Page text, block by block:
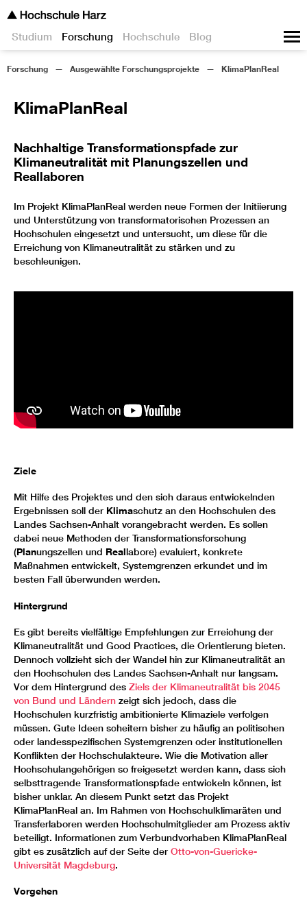
Studium Forschung Hochschule Blog
Forschung Ausgewählte Forschungsprojekte KlimaPlanReal
KlimaPlanReal
Nachhaltige Transformationspfade zur
Klimaneutralität mit Planungszellen und
Reallaboren
Im Projekt KlimaPlanReal werden neue Formen der Initiierung
und Unterstützung von transformatorischen Prozessen an
Hochschulen eingesetzt und untersucht, um diese für die
Erreichung von Klimaneutralität zu stärken und zu
beschleunigen.
Ziele
Mit Hilfe des Projektes und den sich daraus entwickelnden
Ergebnissen soll der Klimaschutz an den Hochschulen des
Landes Sachsen-Anhalt vorangebracht werden. Es sollen
dabei neue Methoden der Transformationsforschung
(Planungszellen und Reallabore) evaluiert, konkrete
Maßnahmen entwickelt, Systemgrenzen erkundet und im
besten Fall überwunden werden.
Hintergrund
Es gibt bereits vielfältige Empfehlungen zur Erreichung der
Klimaneutralität und Good Practices, die Orientierung bieten.
Dennoch vollzieht sich der Wandel hin zur Klimaneutralität an
den Hochschulen des Landes Sachsen-Anhalt nur langsam.
Vor dem Hintergrund des Ziels der Klimaneutralität bis 2045
von Bund und Ländern zeigt sich jedoch, dass die
Hochschulen kurzfristig ambitionierte Klimaziele verfolgen
müssen. Gute Ideen scheitern bisher zu häufig an politischen
oder landesspezifischen Systemgrenzen oder institutionellen
Konflikten der Hochschulakteure. Wie die Motivation aller
Hochschulangehörigen so freigesetzt werden kann, dass sich
selbsttragende Transformationspfade entwickeln können, ist
bisher unklar. An diesem Punkt setzt das Projekt
KlimaPlanReal an. Im Rahmen von Hochschulklimaräten und
Transferlaboren werden Hochschulmitglieder am Prozess aktiv
beteiligt. Informationen zum Verbundvorhaben KlimaPlanReal
gibt es zusätzlich auf der Seite der Otto-von-Guericke-
Universität Magdeburg.
Vorgehen